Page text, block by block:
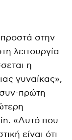
στην
λειτουργία
η
γυναίκας»,
πρώτη
«Αυτό που
είναι ότι